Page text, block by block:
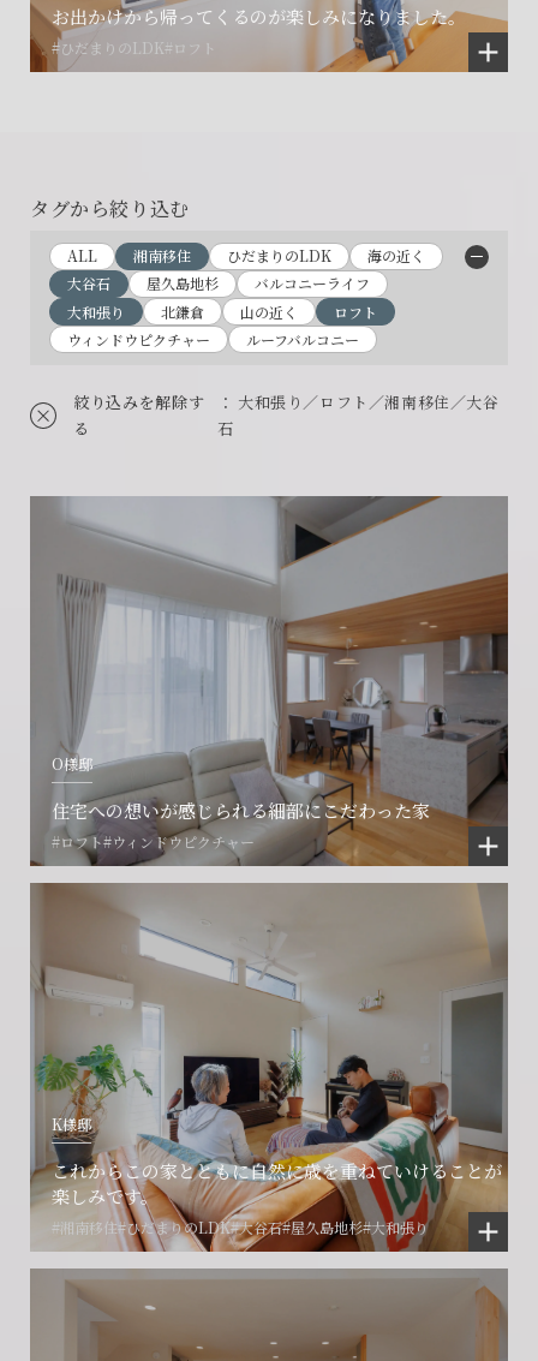
お出かけから帰ってくるのが楽しみになりました。
#ひだまりのLDK#ロフト
タグから絞り込む
ALL 湘南移住 ひだまりのLDK
海の近く
大谷石
屋久島地杉
バルコニーライフ
大和張り
北鎌倉 山の近く
ロフト
ウィンドウピクチャー
ルーフバルコニー
絞り込みを解除す
る
： 大和張り／ロフト／湘南移住／大谷
石
O様邸
住宅への想いが感じられる細部にこだわった家
#ロフト#ウィンドウピクチャー
K様邸
これからこの家とともに自然に歳を重ねていけることが
楽しみです。
#湘南移住#ひだまりのLDK#大谷石#屋久島地杉#大和張り